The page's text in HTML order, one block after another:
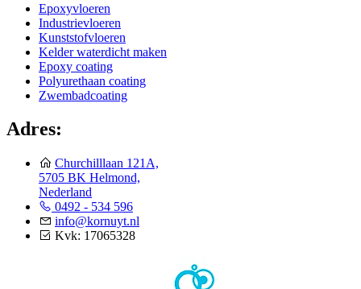
Epoxyvloeren
Industrievloeren
Kunststofvloeren
Kelder waterdicht maken
Epoxy coating
Polyurethaan coating
Zwembadcoating
Adres:
Churchilllaan 121A,
5705 BK Helmond,
Nederland
0492 - 534 596
info@kornuyt.nl
Kvk: 17065328